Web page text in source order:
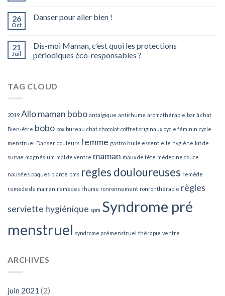
26
Oct
Danser pour aller bien !
21
Juil
Dis-moi Maman, c’est quoi les protections
périodiques éco-responsables ?
TAG CLOUD
2019 Allo maman bobo antalgique antirhume aromathérapie bar à chat
Bien-être bobo box bureau chat chocolat coffret originaux cycle féminin cycle
menstruel Danser douleurs femme gastro huile essentielle hygiène kit de
survie magnésium mal de ventre maman maux de tête médecine douce
nausées paques plante pms regles douloureuses remède
remède de maman remèdes rhume ronronnement ronronthérapie règles
serviette hygiénique spm Syndrome pré
menstruel syndrome prémenstruel thérapie ventre
ARCHIVES
juin 2021 (2)